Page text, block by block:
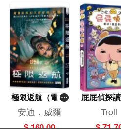
極限返航（電影
書衣典藏版）
（獨家收錄作者
安迪．威爾
屁屁偵探
3)－－對決
Troll